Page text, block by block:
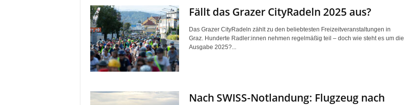
Fällt das Grazer CityRadeln 2025 aus?
Das Grazer CityRadeln zählt zu den beliebtesten Freizeitveranstaltungen in
Graz. Hunderte Radler:innen nehmen regelmäßig teil – doch wie steht es um die
Ausgabe 2025?...
Nach SWISS-Notlandung: Flugzeug nach